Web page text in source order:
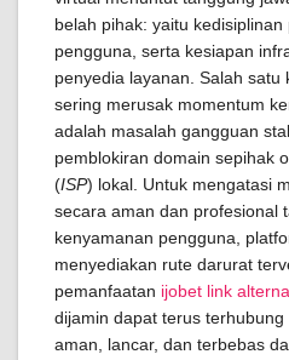
belah pihak: yaitu
pengguna, serta kesiapan
penyedia layanan. Salah satu
sering merusak momentum
adalah masalah gangguan
pemblokiran domain sepihak
(ISP) lokal. Untuk mengatasi
secara aman dan profesional
kenyamanan pengguna,
menyediakan rute darurat
pemanfaatan ijobet link
dijamin dapat terus
aman, lancar, dan terbebas